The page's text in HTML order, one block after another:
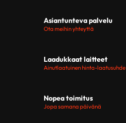
Asiantunteva palvelu
Ota meihin yhteyttä
Laadukkaat laitteet
Ainutlaatuinen hinta-laatusuhde
Nopea toimitus
Jopa samana päivänä